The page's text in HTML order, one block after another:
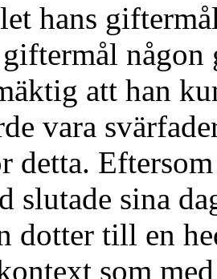
hans
att han
vara
detta.
slutade sina
dotter till en
som